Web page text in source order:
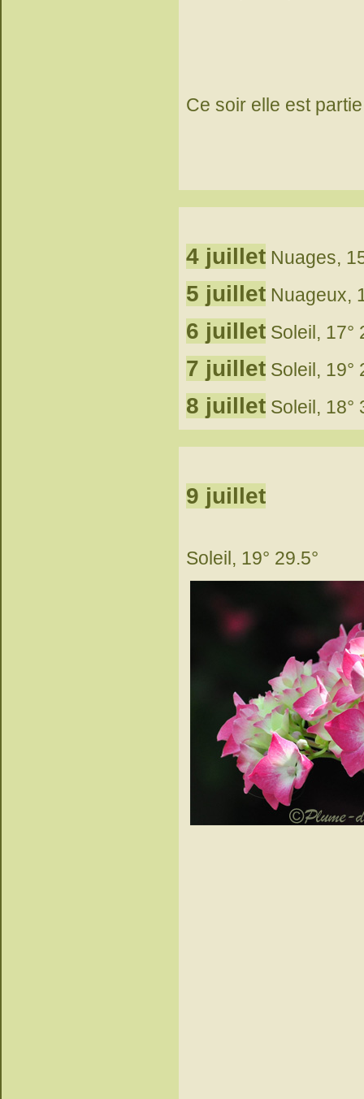
Ce soir elle est
4 juillet Nuages,
5 juillet Nuageux,
6 juillet Soleil, 17°
7 juillet Soleil, 19°
8 juillet Soleil, 18°
9 juillet
Soleil, 19° 29.5°